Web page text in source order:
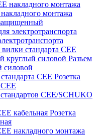
монтажа
электротранспорта
стандарта CEE
Разъем
силовой
Розетка
стандартов CEE/SCHUKO
Розетка